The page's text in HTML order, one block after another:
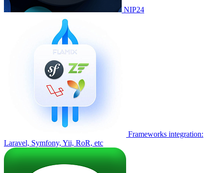
NIP24
Frameworks integration:
Laravel, Symfony, Yii, RoR, etc